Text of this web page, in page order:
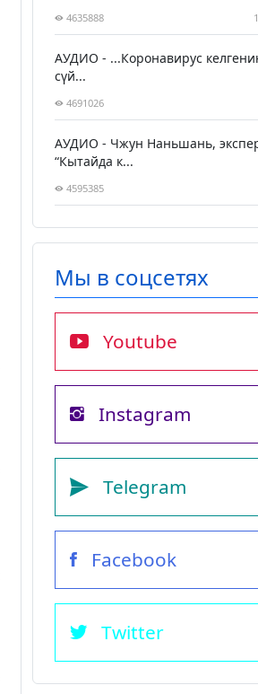
4635888
АУДИО - ...Коронавирус
сүй...
4691026
АУДИО - Чжун Наньшань,
“Кытайда к...
4595385
Мы в соцсетях
Youtube
Instagram
Telegram
Facebook
Twitter